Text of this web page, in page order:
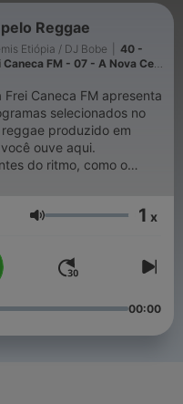
Reggae
Etiópia / DJ Bobe
40 -
FM - 07 - A Nova Cena
Caneca FM apresenta
selecionados no
produzido em
ouve aqui.
do ritmo, como o
do programa. Todo
do Recife.
Volumen 1 x
00:00